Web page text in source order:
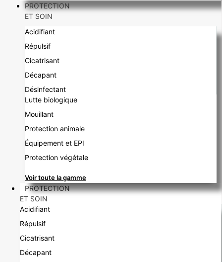
PROTECTION
ET SOIN
Acidifiant
Répulsif
Cicatrisant
Décapant
Désinfectant
Lutte biologique
Mouillant
Protection animale
Équipement et EPI
Protection végétale
Voir toute la gamme
PROTECTION
ET SOIN
Acidifiant
Répulsif
Cicatrisant
Décapant